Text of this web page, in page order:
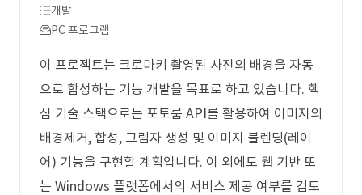
개발
PC 프로그램
이 프로젝트는 크로마키 촬영된 사진의 배경을 자동
으로 합성하는 기능 개발을 목표로 하고 있습니다. 핵
심 기술 스택으로는 포토룸 API를 활용하여 이미지의
배경제거, 합성, 그림자 생성 및 이미지 블렌딩(레이
어) 기능을 구현할 계획입니다. 이 외에도 웹 기반 또
는 Windows 플랫폼에서의 서비스 제공 여부를 검토